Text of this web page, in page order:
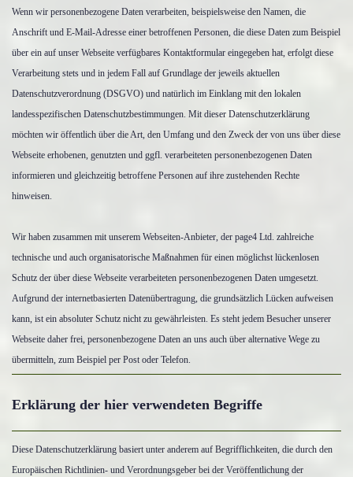
Wenn wir personenbezogene Daten verarbeiten, beispielsweise den Namen, die
Anschrift und E-Mail-Adresse einer betroffenen Personen, die diese Daten zum Beispiel
über ein auf unser Webseite verfügbares Kontaktformular eingegeben hat, erfolgt diese
Verarbeitung stets und in jedem Fall auf Grundlage der jeweils aktuellen
Datenschutzverordnung (DSGVO) und natürlich im Einklang mit den lokalen
landesspezifischen Datenschutzbestimmungen. Mit dieser Datenschutzerklärung
möchten wir öffentlich über die Art, den Umfang und den Zweck der von uns über diese
Webseite erhobenen, genutzten und ggfl. verarbeiteten personenbezogenen Daten
informieren und gleichzeitig betroffene Personen auf ihre zustehenden Rechte
hinweisen.
Wir haben zusammen mit unserem Webseiten-Anbieter, der page4 Ltd. zahlreiche
technische und auch organisatorische Maßnahmen für einen möglichst lückenlosen
Schutz der über diese Webseite verarbeiteten personenbezogenen Daten umgesetzt.
Aufgrund der internetbasierten Datenübertragung, die grundsätzlich Lücken aufweisen
kann, ist ein absoluter Schutz nicht zu gewährleisten. Es steht jedem Besucher unserer
Webseite daher frei, personenbezogene Daten an uns auch über alternative Wege zu
übermitteln, zum Beispiel per Post oder Telefon.
Erklärung der hier verwendeten Begriffe
Diese Datenschutzerklärung basiert unter anderem auf Begrifflichkeiten, die durch den
Europäischen Richtlinien- und Verordnungsgeber bei der Veröffentlichung der